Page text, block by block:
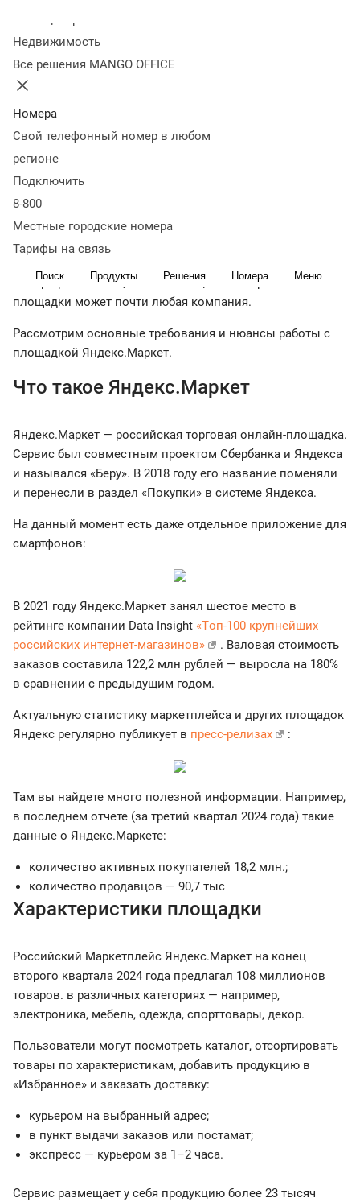
Недвижимость
Все решения MANGO OFFICE
Номера
Свой телефонный номер в любом
регионе
Подключить
8-800
Местные городские номера
Тарифы на связь
Поиск Продукты Решения Номера Меню
Оглавление
Что такое Яндекс.МаркетХарактеристики площадки
может продавать на Яндекс.Маркет
продавать
нужно перед началом продаж
Как начать
площадке
могут отключить
Российский маркетплейс Яндекс.Маркет с каждым
годом активно наращивает число покупателей. В 3-м
квартале 2024 года выручка за квартал составила 276,8
быстро развивающейся и потенциально прибыльной
площадки может почти любая компания.
Рассмотрим основные требования и нюансы работы с
площадкой Яндекс.Маркет.
Что такое Яндекс.Маркет
Яндекс.Маркет — российская торговая онлайн-площадка.
Сервис был совместным проектом Сбербанка и Яндекса
и назывался «Беру». В 2018 году его название поменяли
и перенесли в раздел «Покупки» в системе Яндекса.
На данный момент есть даже отдельное приложение для
смартфонов:
В 2021 году Яндекс.Маркет занял шестое место в
рейтинге компании Data Insight «Tоп-100 крупнейших
российских интернет-магазинов»
. Валовая стоимость
заказов составила 122,2 млн рублей — выросла на 180%
в сравнении с предыдущим годом.
Актуальную статистику маркетплейса и других площадок
Яндекс регулярно публикует в пресс-релизах :
Там вы найдете много полезной информации. Например,
в последнем отчете (за третий квартал 2024 года) такие
данные о Яндекс.Маркете:
количество активных покупателей 18,2 млн.;
количество продавцов — 90,7 тыс
Характеристики площадки
Российский Маркетплейс Яндекс.Маркет на конец
второго квартала 2024 года предлагал 108 миллионов
товаров. в различных категориях — например,
электроника, мебель, одежда, спорттовары, декор.
Пользователи могут посмотреть каталог, отсортировать
товары по характеристикам, добавить продукцию в
«Избранное» и заказать доставку:
курьером на выбранный адрес;
в пункт выдачи заказов или постамат;
экспресс — курьером за 1–2 часа.
Сервис размещает у себя продукцию более 23 тысяч